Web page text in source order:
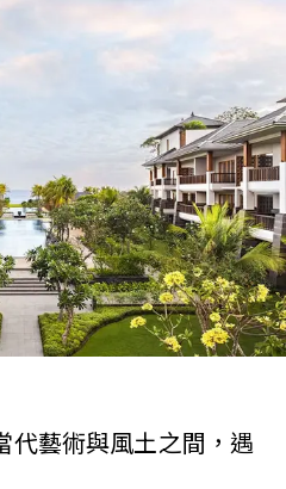
代藝術與風土之間，遇